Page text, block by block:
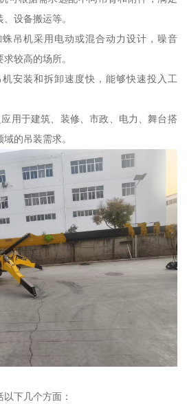
设备搬运等。
吊机采用电动或混合动力设计，噪音
较高的场所。
安装和拆卸速度快，能够快速投入工
用于建筑、装修、市政、电力、舞台搭
的吊装需求。
下几个方面：